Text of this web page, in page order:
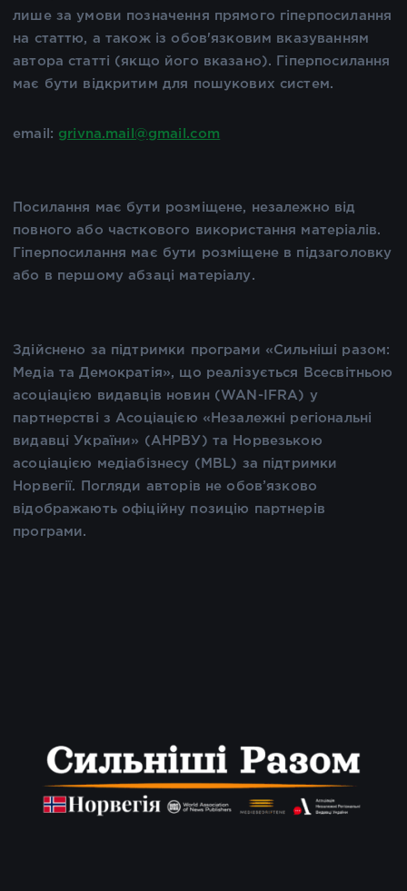
лише за умови позначення прямого гіперпосилання
на статтю, а також із обов'язковим вказуванням
автора статті (якщо його вказано). Гіперпосилання
має бути відкритим для пошукових систем.
email: grivna.mail@gmail.com
Посилання має бути розміщене, незалежно від
повного або часткового використання матеріалів.
Гіперпосилання має бути розміщене в підзаголовку
або в першому абзаці матеріалу.
Здійснено за підтримки програми «Сильніші разом:
Медіа та Демократія», що реалізується Всесвітньою
асоціацією видавців новин (WAN-IFRA) у
партнерстві з Асоціацією «Незалежні регіональні
видавці України» (АНРВУ) та Норвезькою
асоціацією медіабізнесу (MBL) за підтримки
Норвегії. Погляди авторів не обов’язково
відображають офіційну позицію партнерів
програми.